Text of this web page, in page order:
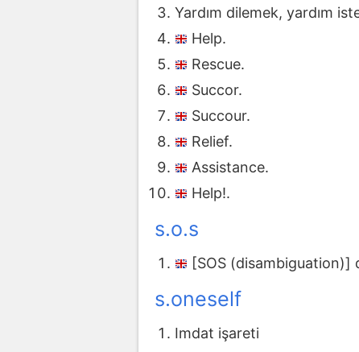
Yardım dilemek, yardım
Help.
Rescue.
Succor.
Succour.
Relief.
Assistance.
Help!.
s.o.s
[SOS (disambiguation)]
s.oneself
Imdat işareti